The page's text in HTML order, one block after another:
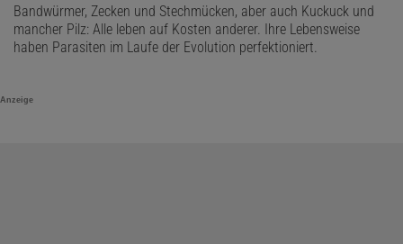
Bandwürmer, Zecken und Stechmücken, aber auch Kuckuck und
mancher Pilz: Alle leben auf Kosten anderer. Ihre Lebensweise
haben Parasiten im Laufe der Evolution perfektioniert.
Anzeige